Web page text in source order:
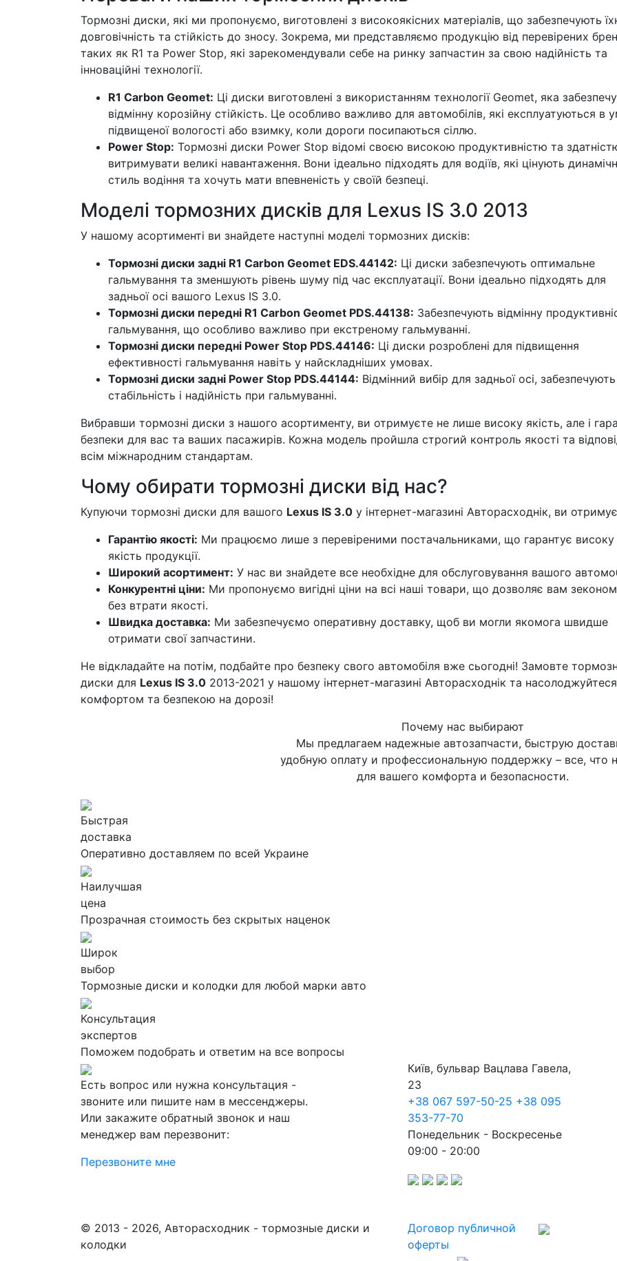
Тормозні диски, які ми пропонуємо, виготовлені з високоякісних матеріалів, що забезпечують
довговічність та стійкість до зносу. Зокрема, ми представляємо продукцію від перевірених
таких як R1 та Power Stop, які зарекомендували себе на ринку запчастин за свою надійність та
інноваційні технології.
R1 Carbon Geomet: Ці диски виготовлені з використанням технології Geomet, яка
відмінну корозійну стійкість. Це особливо важливо для автомобілів, які експлуатуються в
підвищеної вологості або взимку, коли дороги посипаються сіллю.
Power Stop: Тормозні диски Power Stop відомі своєю високою продуктивністю та
витримувати великі навантаження. Вони ідеально підходять для водіїв, які цінують
стиль водіння та хочуть мати впевненість у своїй безпеці.
Моделі тормозних дисків для Lexus IS 3.0 2013
У нашому асортименті ви знайдете наступні моделі тормозних дисків:
Тормозні диски задні R1 Carbon Geomet EDS.44142: Ці диски забезпечують оптимальне
гальмування та зменшують рівень шуму під час експлуатації. Вони ідеально підходять для
задньої осі вашого Lexus IS 3.0.
Тормозні диски передні R1 Carbon Geomet PDS.44138: Забезпечують відмінну
гальмування, що особливо важливо при екстреному гальмуванні.
Тормозні диски передні Power Stop PDS.44146: Ці диски розроблені для підвищення
ефективності гальмування навіть у найскладніших умовах.
Тормозні диски задні Power Stop PDS.44144: Відмінний вибір для задньої осі, забезпечують
стабільність і надійність при гальмуванні.
Вибравши тормозні диски з нашого асортименту, ви отримуєте не лише високу якість, але і
безпеки для вас та ваших пасажирів. Кожна модель пройшла строгий контроль якості та
всім міжнародним стандартам.
Чому обирати тормозні диски від нас?
Купуючи тормозні диски для вашого Lexus IS 3.0 у інтернет-магазині Авторасходнік, ви
Гарантію якості: Ми працюємо лише з перевіреними постачальниками, що гарантує високу
якість продукції.
Широкий асортимент: У нас ви знайдете все необхідне для обслуговування вашого
Конкурентні ціни: Ми пропонуємо вигідні ціни на всі наші товари, що дозволяє вам
без втрати якості.
Швидка доставка: Ми забезпечуємо оперативну доставку, щоб ви могли якомога швидше
отримати свої запчастини.
Не відкладайте на потім, подбайте про безпеку свого автомобіля вже сьогодні! Замовте
диски для Lexus IS 3.0 2013-2021 у нашому інтернет-магазині Авторасходнік та насолоджуйтеся
комфортом та безпекою на дорозі!
Почему нас выбирают
Мы предлагаем надежные автозапчасти, быструю
удобную оплату и профессиональную поддержку – все, что
для вашего комфорта и безопасности.
Быстрая
доставка
Оперативно доставляем по всей Украине
Наилучшая
цена
Прозрачная стоимость без скрытых наценок
Широк
выбор
Тормозные диски и колодки для любой марки авто
Консультация
экспертов
Поможем подобрать и ответим на все вопросы
Есть вопрос или нужна консультация -
звоните или пишите нам в мессенджеры.
Или закажите обратный звонок и наш
менеджер вам перезвонит:
Перезвоните мне
Київ, бульвар Вацлава Гавела,
23
+38 067 597-50-25 +38 095
353-77-70
Понедельник - Воскресенье
09:00 - 20:00
© 2013 - 2026, Авторасходник - тормозные диски и
колодки
Договор публичной
оферты